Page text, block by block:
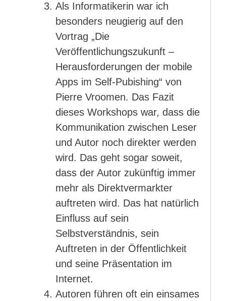
Als Informatikerin war ich
besonders neugierig auf den
Vortrag „Die
Veröffentlichungszukunft –
Herausforderungen der mobile
Apps im Self-Pubishing“ von
Pierre Vroomen. Das Fazit
dieses Workshops war, dass die
Kommunikation zwischen Leser
und Autor noch direkter werden
wird. Das geht sogar soweit,
dass der Autor zukünftig immer
mehr als Direktvermarkter
auftreten wird. Das hat natürlich
Einfluss auf sein
Selbstverständnis, sein
Auftreten in der Öffentlichkeit
und seine Präsentation im
Internet.
Autoren führen oft ein einsames